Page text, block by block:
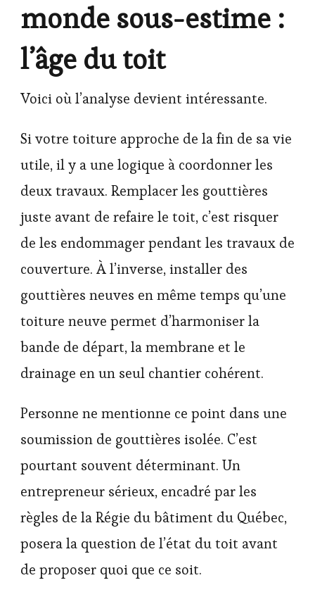
monde sous-estime :
l’âge du toit
Voici où l’analyse devient intéressante.
Si votre toiture approche de la fin de sa vie
utile, il y a une logique à coordonner les
deux travaux. Remplacer les gouttières
juste avant de refaire le toit, c’est risquer
de les endommager pendant les travaux de
couverture. À l’inverse, installer des
gouttières neuves en même temps qu’une
toiture neuve permet d’harmoniser la
bande de départ, la membrane et le
drainage en un seul chantier cohérent.
Personne ne mentionne ce point dans une
soumission de gouttières isolée. C’est
pourtant souvent déterminant. Un
entrepreneur sérieux, encadré par les
règles de la Régie du bâtiment du Québec,
posera la question de l’état du toit avant
de proposer quoi que ce soit.